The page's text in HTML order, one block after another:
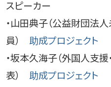
スピーカー
・山田典子（公益財団法
員） 助成プロジェクト
・坂本久海子（外国人支
表） 助成プロジェクト